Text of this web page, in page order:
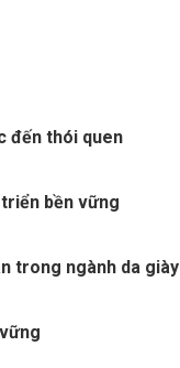
đến thói quen
bền vững
trong ngành da giày